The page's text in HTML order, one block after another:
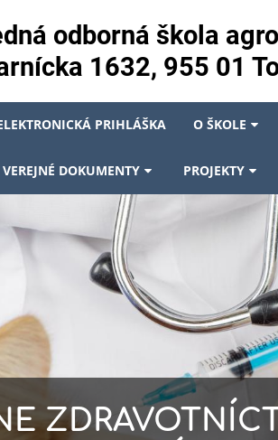
odborná škola
1632, 955 01
PRIHLÁŠKA O ŠKOLE
VEREJNÉ DOKUMENTY PROJEKTY